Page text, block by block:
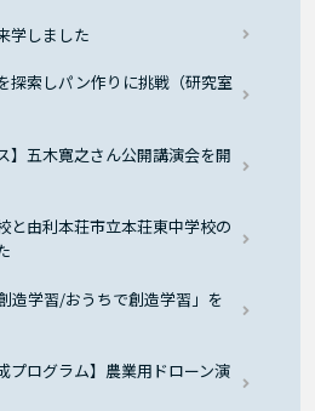
学しました
探索しパン作りに挑戦（研究室
】五木寛之さん公開講演会を開
と由利本荘市立本荘東中学校の
造学習/おうちで創造学習」を
プログラム】農業用ドローン演